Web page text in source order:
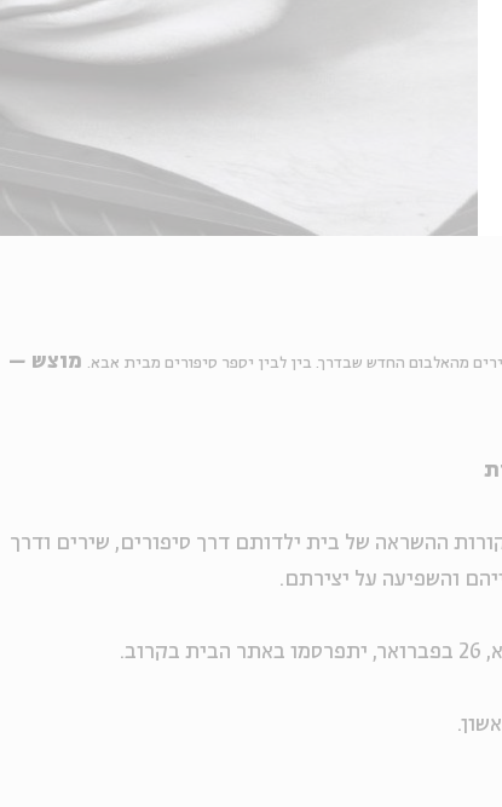
מהאלבום החדש שבדרך. בין לבין יספר סיפורים מבית אבא. מוצש –
ההשראה של בית ילדותם דרך סיפורים, שירים ודרך
והשפיעה על יצירתם.